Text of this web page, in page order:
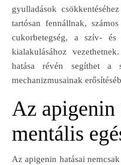
gyulladások
tartósan fennállnak,
cukorbetegség, a szív- és
kialakulásához
hatása révén segíthet a
mechanizmusainak
Az apigenin
mentális
Az apigenin hatásai